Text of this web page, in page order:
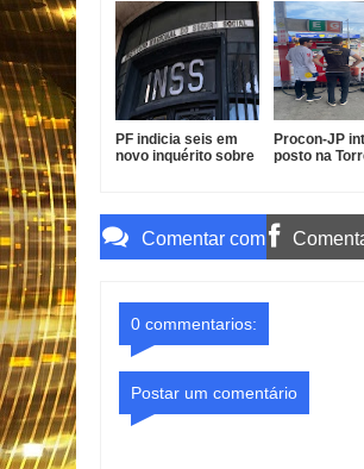
EUA
km/h
PF indicia seis em
novo inquérito sobre
Procon-JP
posto na
Comentar com
0 commentarios:
Postar um comentário